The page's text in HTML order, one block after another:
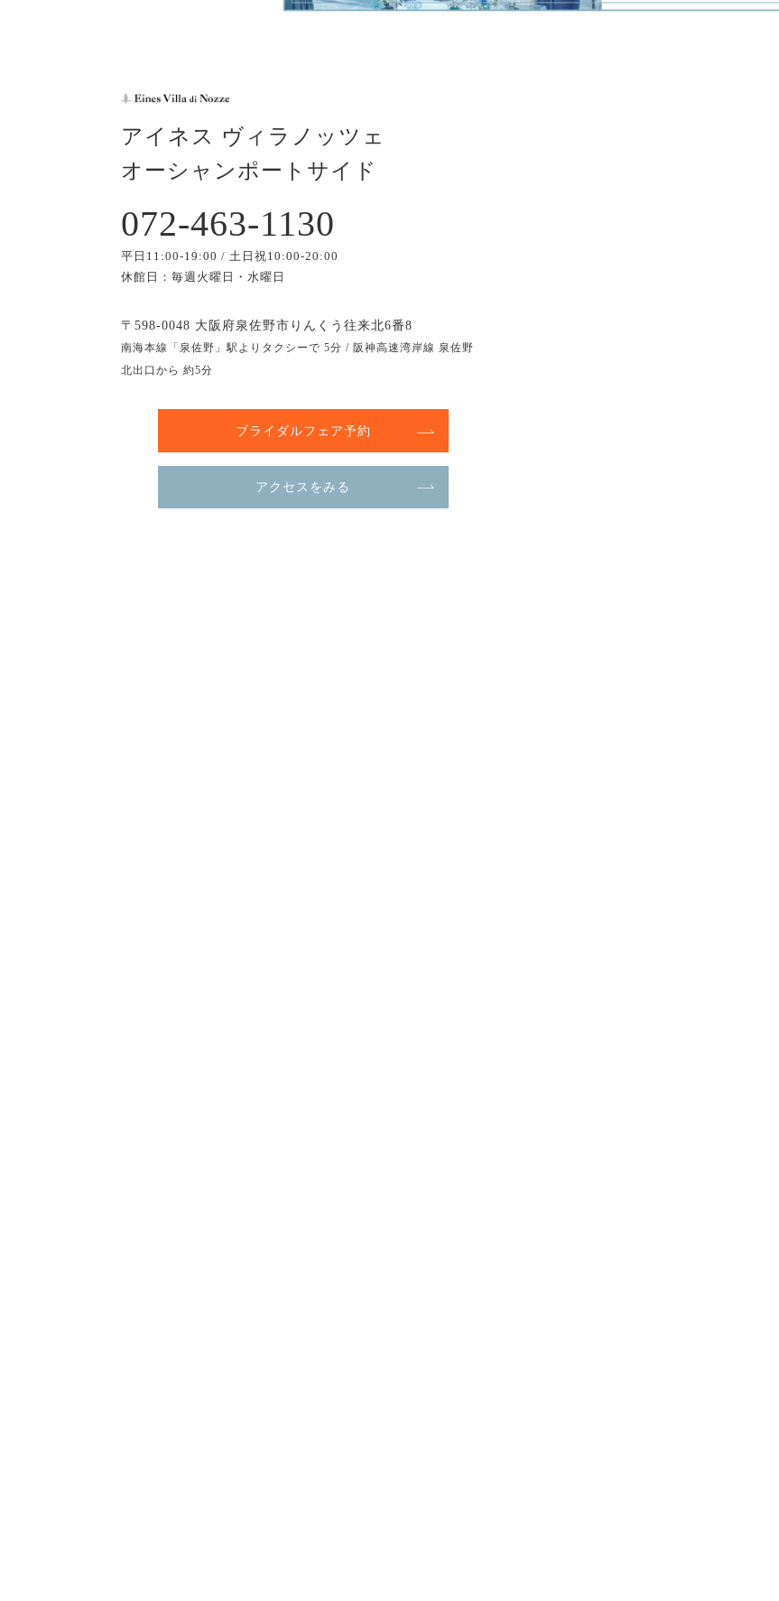
アイネス ヴィラノッツェ
オーシャンポートサイド
072-463-1130
平日11:00-19:00 / 土日祝10:00-20:00
休館日：毎週火曜日・水曜日
〒598-0048 大阪府泉佐野市りんくう往来北6番8
南海本線「泉佐野」駅よりタクシーで 5分 / 阪神高速湾岸線 泉佐野
北出口から 約5分
ブライダルフェア予約
アクセスをみる